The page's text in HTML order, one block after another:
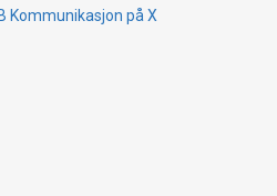
Kommunikasjon på X